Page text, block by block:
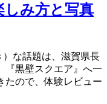
しみ方と写真
な話題は、滋賀県長
『黒壁スクエア』へ一
たので、体験レビュー